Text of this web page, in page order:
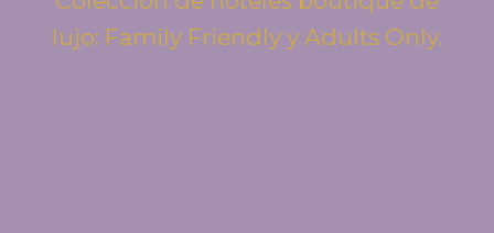
lujo: Family Friendly y Adults Only.